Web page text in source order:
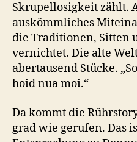
Skrupellosigkeit zählt.
auskömmliches
die Traditionen, Sitten
vernichtet. Die alte
abertausend Stücke.
hoid nua moi.“
Da kommt die
grad wie gerufen. Das